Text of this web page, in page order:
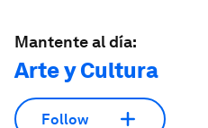
Mantente al día:
Arte y Cultura
Follow